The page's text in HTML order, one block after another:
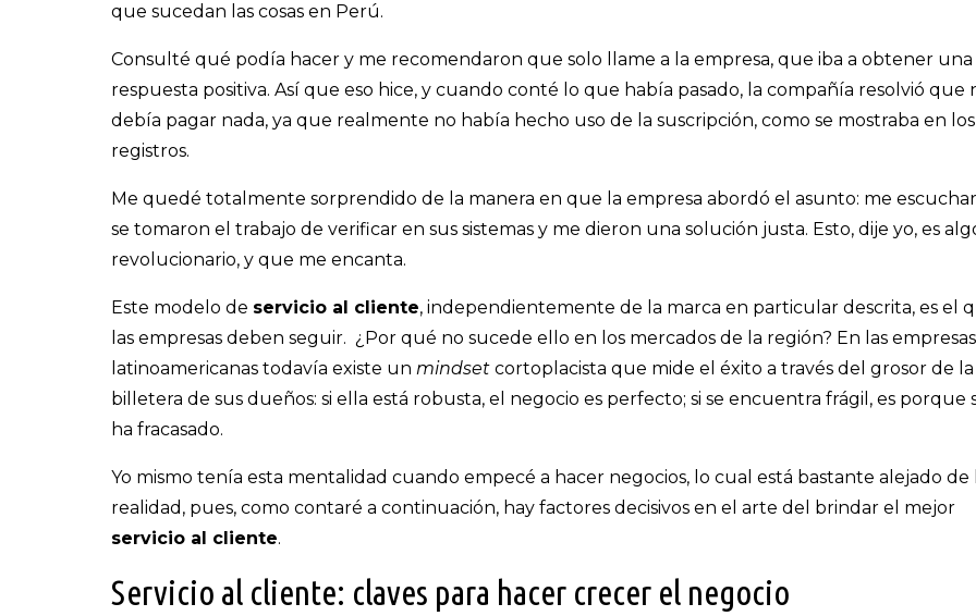
que sucedan las cosas en Perú.
Consulté qué podía hacer y me recomendaron que solo llame a la empresa, que iba a obtener una
respuesta positiva. Así que eso hice, y cuando conté lo que había pasado, la compañía resolvió que
debía pagar nada, ya que realmente no había hecho uso de la suscripción, como se mostraba en los
registros.
Me quedé totalmente sorprendido de la manera en que la empresa abordó el asunto: me
se tomaron el trabajo de verificar en sus sistemas y me dieron una solución justa. Esto, dije yo, es
revolucionario, y que me encanta.
Este modelo de servicio al cliente, independientemente de la marca en particular descrita, es el
las empresas deben seguir. ¿Por qué no sucede ello en los mercados de la región? En las empresas
latinoamericanas todavía existe un mindset cortoplacista que mide el éxito a través del grosor de la
billetera de sus dueños: si ella está robusta, el negocio es perfecto; si se encuentra frágil, es porque
ha fracasado.
Yo mismo tenía esta mentalidad cuando empecé a hacer negocios, lo cual está bastante alejado de
realidad, pues, como contaré a continuación, hay factores decisivos en el arte del brindar el mejor
servicio al cliente.
Servicio al cliente: claves para hacer crecer el negocio